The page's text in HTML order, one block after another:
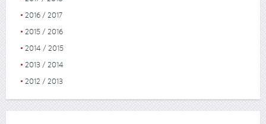
2016 / 2017
2015 / 2016
2014 / 2015
2013 / 2014
2012 / 2013